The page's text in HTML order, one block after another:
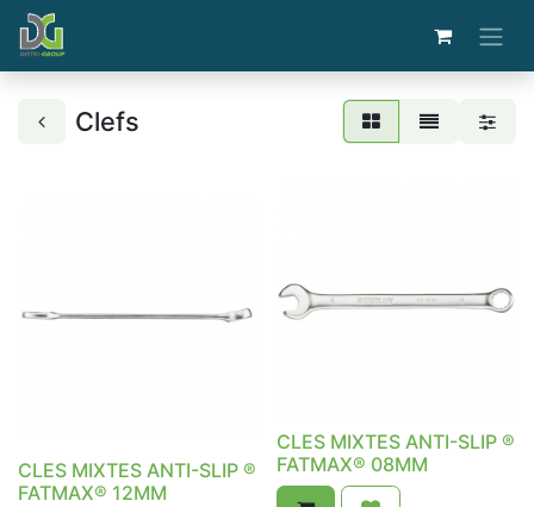
Clefs
CLES MIXTES ANTI-SLIP ®
FATMAX® 12MM
CLES MIXTES ANTI-SLIP ®
FATMAX® 08MM